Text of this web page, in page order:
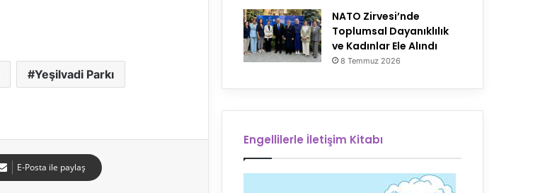
Yeşilvadi Parkı
E-Posta ile paylaş
NATO Zirvesi’nde
Toplumsal Dayanıklılık
ve Kadınlar Ele Alındı
8 Temmuz 2026
Engellilerle İletişim Kitabı